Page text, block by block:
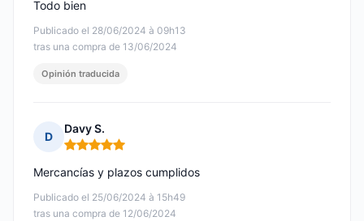
Publicado el 28/06/2024 à 09h13
tras una compra de 13/06/2024
Todo bien
Opinión traducida
D
Davy S.
Nota: 5 de 5
Publicado el 25/06/2024 à 15h49
tras una compra de 12/06/2024
Mercancías y plazos cumplidos